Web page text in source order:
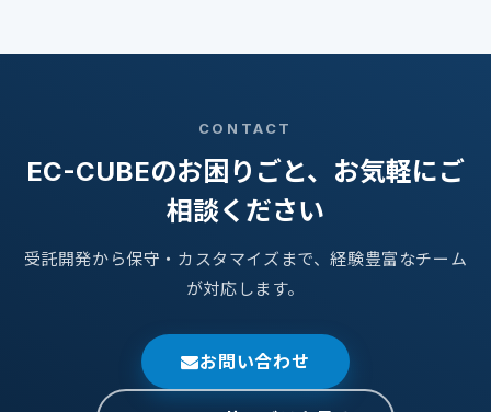
CONTACT
EC-CUBEのお困りごと、お気軽にご
相談ください
受託開発から保守・カスタマイズまで、経験豊富なチーム
が対応します。
お問い合わせ